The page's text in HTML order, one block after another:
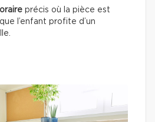
précis où la pièce est
l’enfant profite d’un